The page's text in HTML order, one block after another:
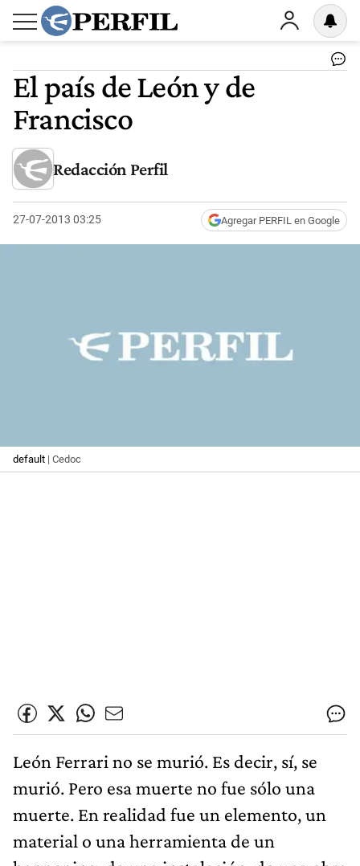
El país de León y de
Francisco
Redacción Perfil
27-07-2013 03:25 Agregar PERFIL en Google
default | Cedoc
León Ferrari no se murió. Es decir, sí, se
murió. Pero esa muerte no fue sólo una
muerte. En realidad fue un elemento, un
material o una herramienta de un